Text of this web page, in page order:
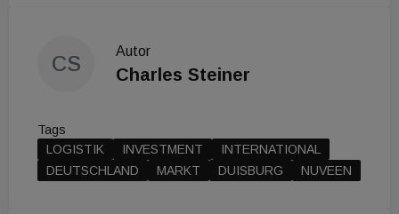
CS
Autor
Charles Steiner
Tags
LOGISTIK
INVESTMENT
INTERNATIONAL
DEUTSCHLAND
MARKT DUISBURG NUVEEN